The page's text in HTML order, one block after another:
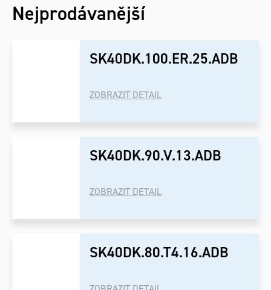
Nejprodávanější
SK40DK.100.ER.25.ADB
ZOBRAZIT DETAIL
SK40DK.90.V.13.ADB
ZOBRAZIT DETAIL
SK40DK.80.T4.16.ADB